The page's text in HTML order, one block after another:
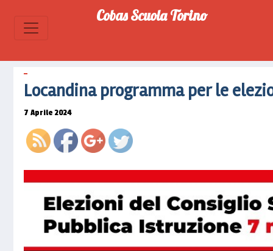
Cobas Scuola Torino
Locandina programma per le
7 Aprile 2024
per-le-
cspi-7-
maggio">